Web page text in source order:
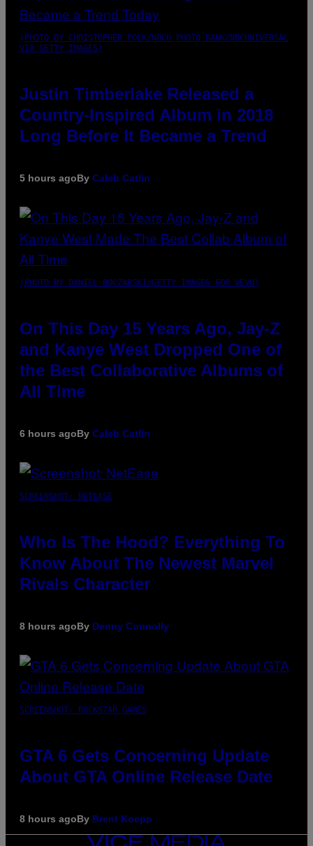
(PHOTO BY CHRISTOPHER POLK/NBCU PHOTO BANK/NBCUNIVERSAL
VIA GETTY IMAGES)
Justin Timberlake Released a
Country-Inspired Album in 2018
Long Before It Became a Trend
5 hours agoBy Caleb Catlin
(PHOTO BY DANIEL BOCZARSKI/GETTY IMAGES FOR VEVO)
On This Day 15 Years Ago, Jay-Z
and Kanye West Dropped One of
the Best Collaborative Albums of
All Time
6 hours agoBy Caleb Catlin
SCREENSHOT: NETEASE
Who Is The Hood? Everything To
Know About The Newest Marvel
Rivals Character
8 hours agoBy Denny Connolly
SCREENSHOT: ROCKSTAR GAMES
GTA 6 Gets Concerning Update
About GTA Online Release Date
8 hours agoBy Brent Koepp
VICE